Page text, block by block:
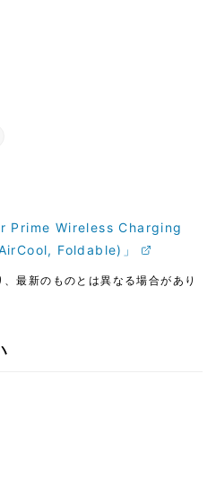
Prime Wireless Charging
Foldable)」
最新のものとは異なる場合があり